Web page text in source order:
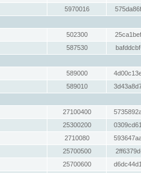
5970016
502300
587530
589000
589010
27100400
25300200
2710080
25700500
25700600